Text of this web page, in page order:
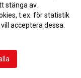
2019-11-13 11:16
2019-11-05 14:45
stänga av.
t.ex. för statistik
acceptera dessa.